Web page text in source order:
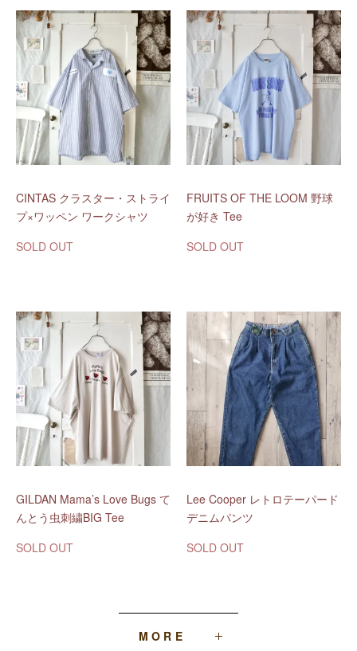
CINTAS クラスター・ストライ
プ×ワッペン ワークシャツ
SOLD OUT
FRUITS OF THE LOOM 野球
が好き Tee
SOLD OUT
GILDAN Mama’s Love Bugs て
んとう虫刺繍BIG Tee
SOLD OUT
Lee Cooper レトロテーパード
デニムパンツ
SOLD OUT
MORE